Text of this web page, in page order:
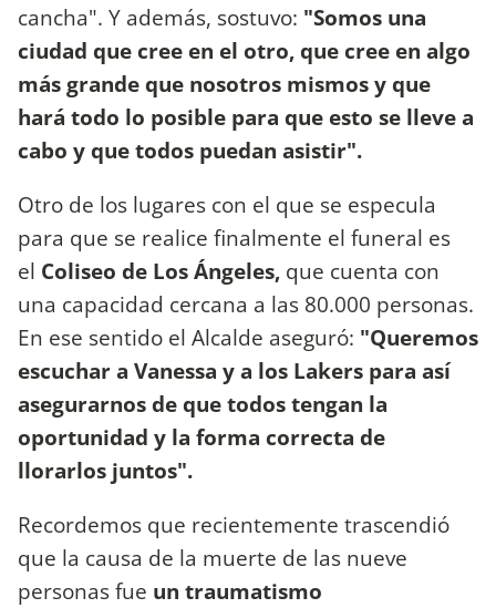
cancha". Y además, sostuvo: "Somos una
ciudad que cree en el otro, que cree en algo
más grande que nosotros mismos y que
hará todo lo posible para que esto se lleve a
cabo y que todos puedan asistir".
Otro de los lugares con el que se especula
para que se realice finalmente el funeral es
el Coliseo de Los Ángeles, que cuenta con
una capacidad cercana a las 80.000 personas.
En ese sentido el Alcalde aseguró: "Queremos
escuchar a Vanessa y a los Lakers para así
asegurarnos de que todos tengan la
oportunidad y la forma correcta de
llorarlos juntos".
Recordemos que recientemente trascendió
que la causa de la muerte de las nueve
personas fue un traumatismo